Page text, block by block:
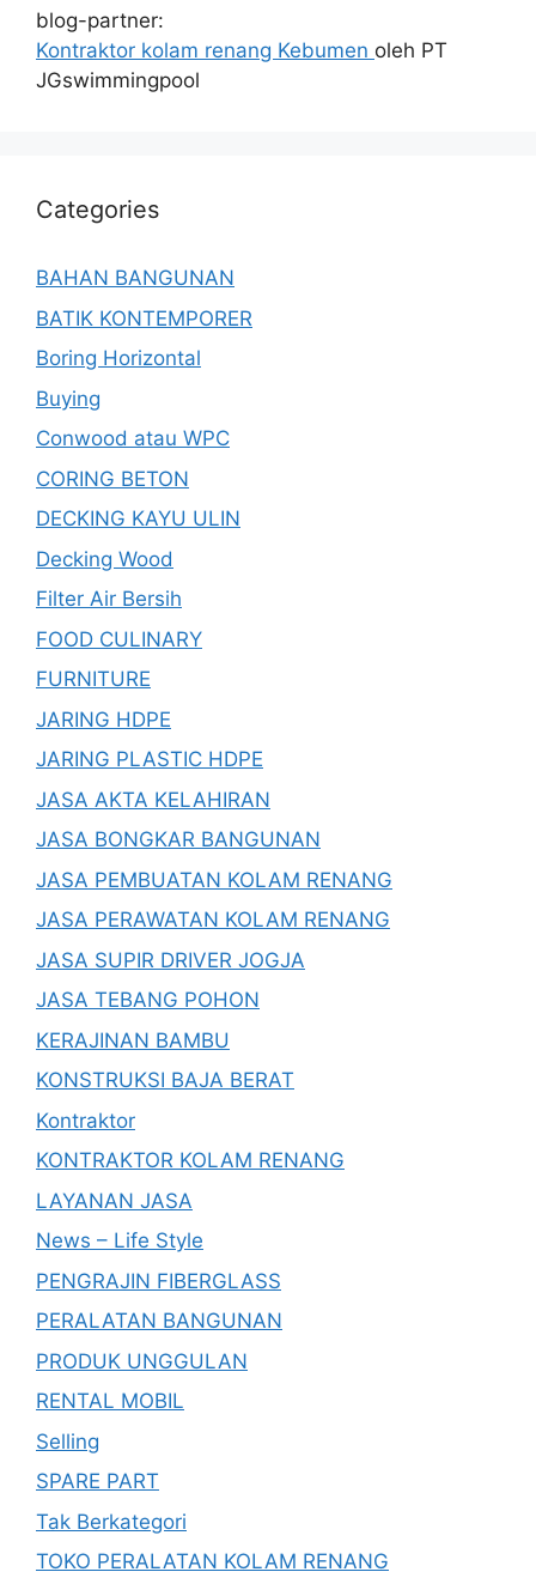
blog-partner:
Kontraktor kolam renang Kebumen oleh PT
JGswimmingpool
Categories
BAHAN BANGUNAN
BATIK KONTEMPORER
Boring Horizontal
Buying
Conwood atau WPC
CORING BETON
DECKING KAYU ULIN
Decking Wood
Filter Air Bersih
FOOD CULINARY
FURNITURE
JARING HDPE
JARING PLASTIC HDPE
JASA AKTA KELAHIRAN
JASA BONGKAR BANGUNAN
JASA PEMBUATAN KOLAM RENANG
JASA PERAWATAN KOLAM RENANG
JASA SUPIR DRIVER JOGJA
JASA TEBANG POHON
KERAJINAN BAMBU
KONSTRUKSI BAJA BERAT
Kontraktor
KONTRAKTOR KOLAM RENANG
LAYANAN JASA
News – Life Style
PENGRAJIN FIBERGLASS
PERALATAN BANGUNAN
PRODUK UNGGULAN
RENTAL MOBIL
Selling
SPARE PART
Tak Berkategori
TOKO PERALATAN KOLAM RENANG